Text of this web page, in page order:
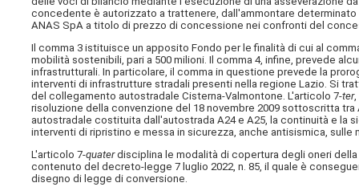
concedente è autorizzato a trattenere, dall'ammontare
ANAS SpA a titolo di prezzo di concessione nei confronti del
Il comma 3 istituisce un apposito Fondo per le finalità di cui al
mobilità sostenibili, pari a 500 milioni. Il comma 4, infine, prevede
infrastrutturali. In particolare, il comma in questione prevede la
interventi di infrastrutture stradali presenti nella regione Lazio. Si
del collegamento autostradale Cisterna-Valmontone. L'articolo 7-ter
risoluzione della convenzione del 18 novembre 2009 sottoscritta
autostradale costituita dall'autostrada A24 e A25, la continuità e la
interventi di ripristino e messa in sicurezza, anche antisismica, sulle
L'articolo 7-quaterdisciplina le modalità di copertura degli oneri
contenuto del decreto-legge 7 luglio 2022, n. 85, il quale è
disegno di legge di conversione.